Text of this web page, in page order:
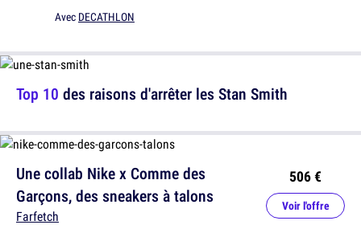
Avec DECATHLON
Une collab Nike x Comme des
Garçons, des sneakers à talons
Farfetch
506 €
Voir l'offre
Top 10 des raisons d'arrêter les Stan Smith